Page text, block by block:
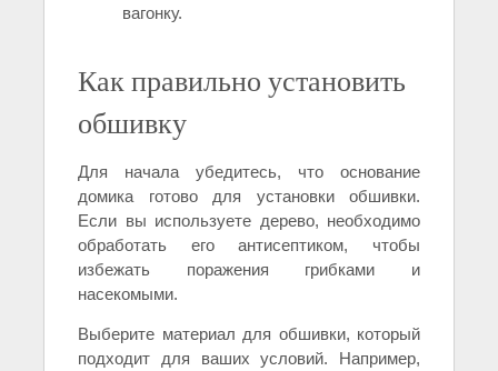
вагонку.
Как правильно установить
обшивку
Для начала убедитесь, что основание
домика готово для установки обшивки.
Если вы используете дерево, необходимо
обработать его антисептиком, чтобы
избежать поражения грибками и
насекомыми.
Выберите материал для обшивки, который
подходит для ваших условий. Например,